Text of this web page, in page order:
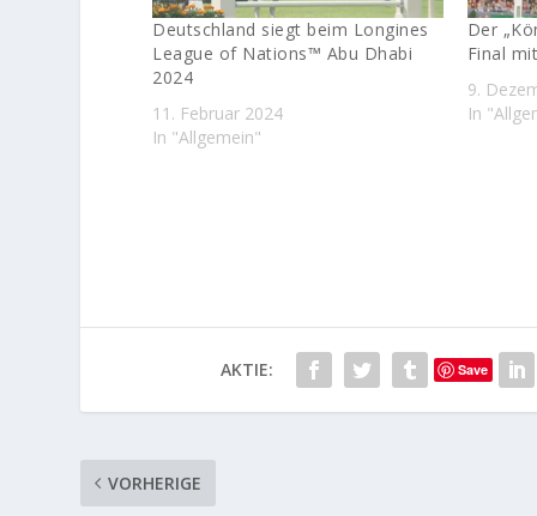
Deutschland siegt beim Longines
League of Nations™ Abu Dhabi
2024
11. Februar 2024
In "Allgemein"
Der
Final
9.
In
AKTIE: Save
VORHERIGE